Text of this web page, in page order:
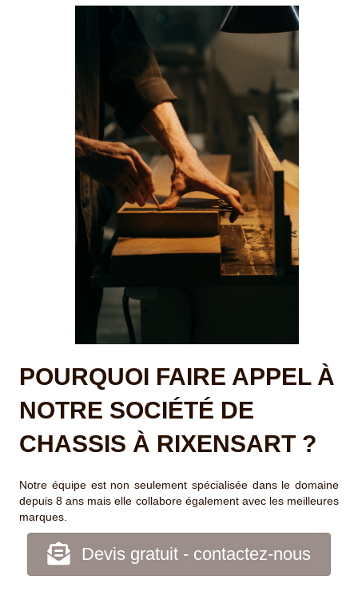
POURQUOI FAIRE APPEL À
NOTRE SOCIÉTÉ DE
CHASSIS À RIXENSART ?
Notre équipe est non seulement spécialisée dans le domaine
depuis 8 ans mais elle collabore également avec les meilleures
marques.
Devis gratuit - contactez-nous